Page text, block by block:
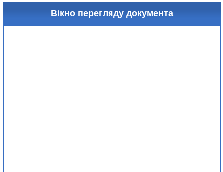
Вікно перегляду документа